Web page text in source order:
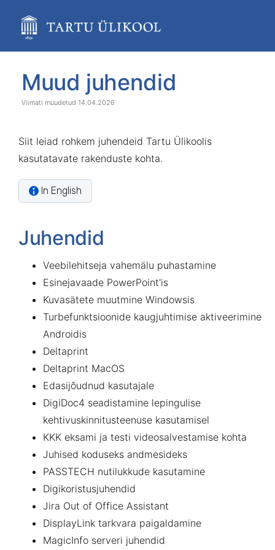
content
assistive.skiplink.to.breadcrumbs
assistive.skiplink.to.action.menu
assistive.skiplink.to.quick.search
to
of
to
of
Muud juhendid
14.04.2026
Siit leiad rohkem juhendeid Tartu Ülikoolis
kasutatavate rakenduste kohta.
In English
Juhendid
Veebilehitseja vahemälu puhastamine
Esinejavaade PowerPoint'is
Kuvasätete muutmine Windowsis
Turbefunktsioonide kaugjuhtimise aktiveerimine
Androidis
Deltaprint
Deltaprint MacOS
Edasijõudnud kasutajale
DigiDoc4 seadistamine lepingulise
kehtivuskinnitusteenuse kasutamisel
KKK eksami ja testi videosalvestamise kohta
Juhised koduseks andmesideks
PASSTECH nutilukkude kasutamine
Digikoristusjuhendid
Jira Out of Office Assistant
DisplayLink tarkvara paigaldamine
MagicInfo serveri juhendid